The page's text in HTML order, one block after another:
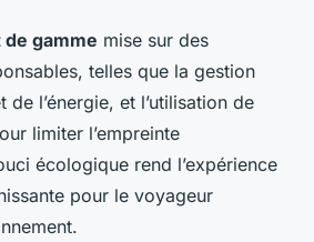
gamme mise sur des
telles que la gestion
de l’énergie, et l’utilisation de
limiter l’empreinte
écologique rend l’expérience
pour le voyageur